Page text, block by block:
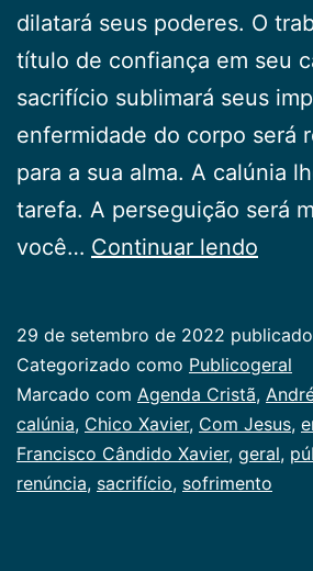
dilatará seus poderes. O
título de confiança em seu
sacrifício sublimará seus
enfermidade do corpo será
para a sua alma. A calúnia
tarefa. A perseguição será
você… Continuar lendo
29 de setembro de 2022 publicado
Categorizado como Publicogeral
Marcado com Agenda Cristã,
calúnia, Chico Xavier, Com Jesus,
Francisco Cândido Xavier, geral,
renúncia, sacrifício, sofrimento